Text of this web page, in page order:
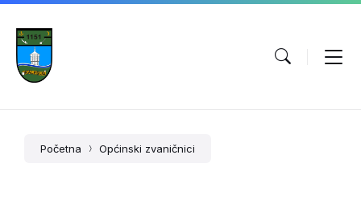
Početna Općinski zvaničnici